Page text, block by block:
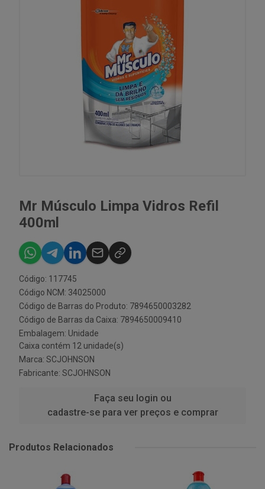
Mr Músculo Limpa Vidros Refil
400ml
Código: 117745
Código NCM: 34025000
Código de Barras do Produto: 7894650003282
Código de Barras da Caixa: 7894650009410
Embalagem: Unidade
Caixa contém 12 unidade(s)
Marca: SCJOHNSON
Fabricante: SCJOHNSON
Faça seu login ou
cadastre-se para ver preços e comprar
Produtos Relacionados